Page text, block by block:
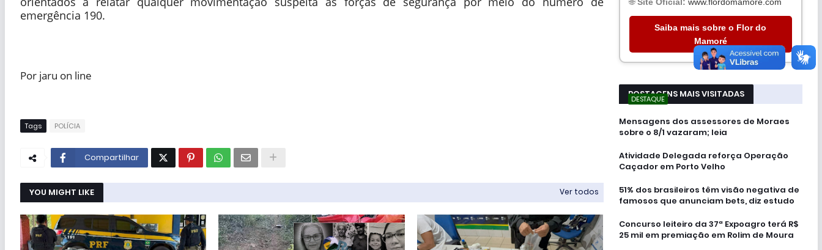
emergência 190.
Por jaru on line
Tags POLÍCIA
Compartilhar
YOU MIGHT LIKE Ver todos
Saiba mais sobre o Flor do
Mamoré
POSTAGENS MAIS VISITADAS
DESTAQUE
Mensagens dos assessores de Moraes
sobre o 8/1 vazaram; leia
Atividade Delegada reforça Operação
Caçador em Porto Velho
51% dos brasileiros têm visão negativa de
famosos que anunciam bets, diz estudo
Concurso leiteiro da 37ª Expoagro terá R$
25 mil em premiação em Rolim de Moura